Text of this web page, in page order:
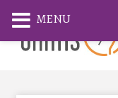
MENU